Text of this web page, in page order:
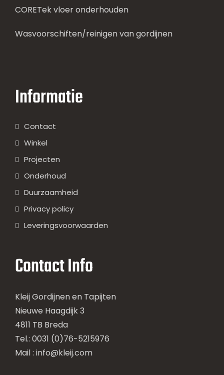
CORETek vloer onderhouden
Wasvoorschiften/reinigen van gordijnen
Informatie
Contact
Winkel
Projecten
Onderhoud
Duurzaamheid
Privacy policy
Leveringsvoorwaarden
Contact Info
Kleij Gordijnen en Tapijten
Nieuwe Haagdijk 3
4811 TB Breda
Tel.: 0031 (0)76-5215976
Mail : info@kleij.com